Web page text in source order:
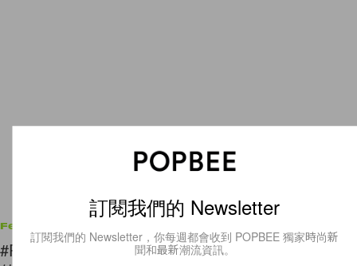
Features
#POPBEE 專題：擁有強大內心的女生才是有思想
訂閱我們的 Newsletter
訂閱我們的 Newsletter，你每週都會收到 POPBEE 獨家時尚新
聞和最新潮流資訊。